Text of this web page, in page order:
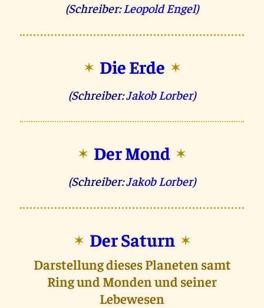
(Schreiber:Leopold Engel)
✶ Die Erde ✶
(Schreiber:Jakob Lorber)
✶ Der Mond ✶
(Schreiber:Jakob Lorber)
✶ Der Saturn ✶
Darstellung dieses Planeten samt
Ring und Monden und seiner
Lebewesen